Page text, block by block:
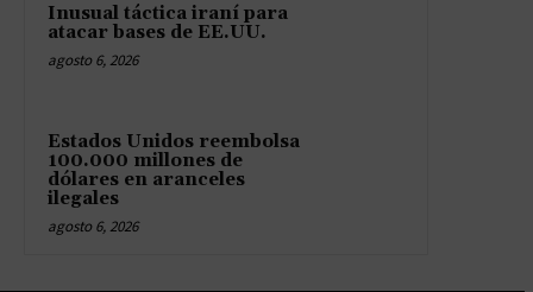
Inusual táctica iraní para
atacar bases de EE.UU.
agosto 6, 2026
Estados Unidos reembolsa
100.000 millones de
dólares en aranceles
ilegales
agosto 6, 2026